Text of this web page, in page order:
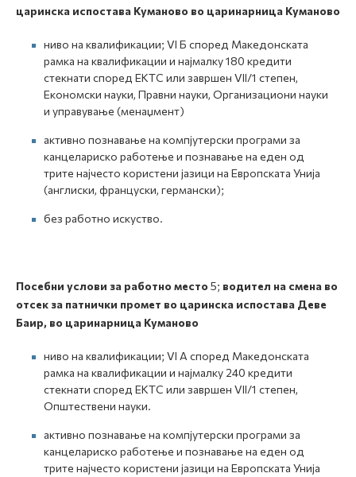
царинска испостава Куманово во царинарница Куманово
ниво на квалификации; VI Б според Македонската
рамка на квалификации и најмалку 180 кредити
стекнати според ЕКТС или завршен VII/1 степен,
Економски науки, Правни науки, Организациони науки
и управување (менаџмент)
активно познавање на компјутерски програми за
канцелариско работење и познавање на еден од
трите најчесто користени јазици на Европската Унија
(англиски, француски, германски);
без работно искуство.
Посебни услови за работно место 5; водител на смена во
отсек за патнички промет во царинска испостава Деве
Баир, во царинарница Куманово
ниво на квалификации; VI A според Македонската
рамка на квалификации и најмалку 240 кредити
стекнати според ЕКТС или завршен VII/1 степен,
Општествени науки.
активно познавање на компјутерски програми за
канцелариско работење и познавање на еден од
трите најчесто користени јазици на Европската Унија